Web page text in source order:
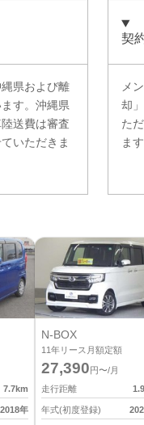
県および離
す。沖縄県
送費は審査
いただきま
契
メ
却
た
ます
7.7km
2018年
N-BOX
11年リース月額定額
27,390 円〜/月
走行距離
1.9
年式(初度登録)